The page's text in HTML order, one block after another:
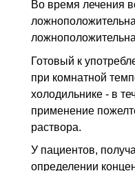
Во время лечения
Готовый к
при комнатной
холодильнике - в
применение
раствора.
У пациентов,
определении